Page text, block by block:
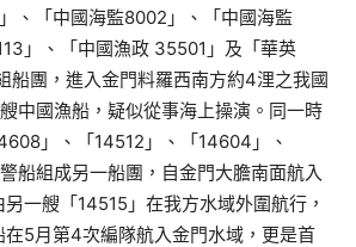
、「中國海監8002」、「中國海監
」、「中國漁政 35501」及「華英
船團，進入金門料羅西南方約4浬之我國
中國漁船，疑似從事海上操演。同一時
」、「14512」、「14604」、
船組成另一船團，自金門大膽南面航入
一艘「14515」在我方水域外圍航行，
5月第4次編隊航入金門水域，更是首